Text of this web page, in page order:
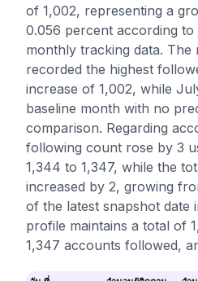
of 1,002, representing a
0.056 percent according to
monthly tracking data.
recorded the highest
increase of 1,002, while
baseline month with no
comparison. Regarding
following count rose by 3
1,344 to 1,347, while the
increased by 2, growing
of the latest snapshot date
profile maintains a total of
1,347 accounts followed,